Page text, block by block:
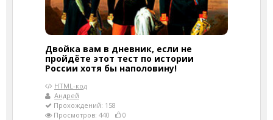
Двойка вам в дневник, если не
пройдёте этот тест по истории
России хотя бы наполовину!
HTML-код
Андрей
Прохождений: 158
Просмотров: 440
0